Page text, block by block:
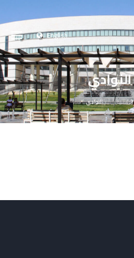
English
النوادي
الرئيسية النوادي